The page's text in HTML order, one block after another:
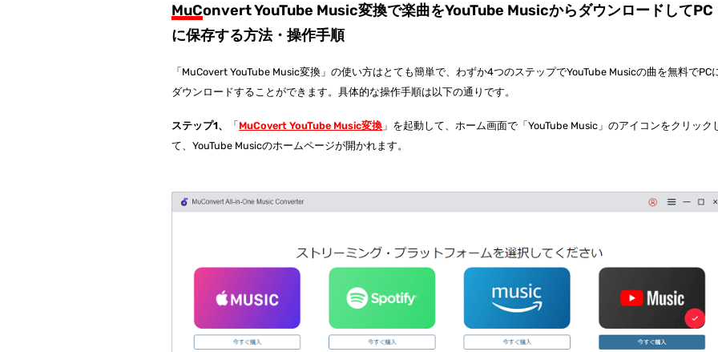
MuConvert YouTube Music変換で楽曲をYouTube MusicからダウンロードしてPC
に保存する方法・操作手順
「MuCovert YouTube Music変換」の使い方はとても簡単で、わずか4つのステップでYouTube Musicの曲を無料でPC
ダウンロードすることができます。具体的な操作手順は以下の通りです。
ステップ1、 「MuCovert YouTube Music変換 」を起動して、ホーム画面で「YouTube Music」のアイコンをクリック
て、YouTube Musicのホームページが開かれます。